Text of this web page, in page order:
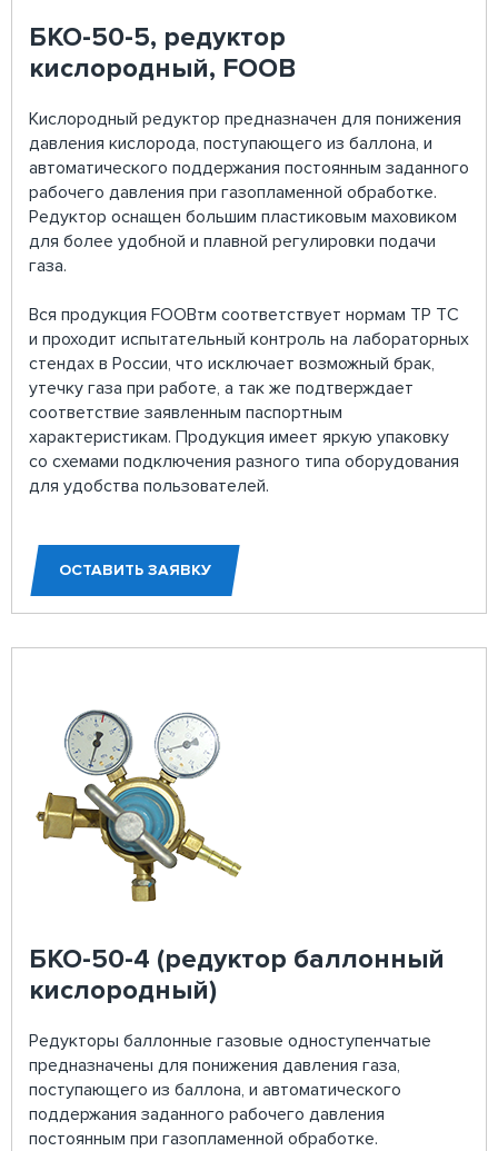
БКО-50-5, редуктор
кислородный, FOOB
Кислородный редуктор предназначен для понижения
давления кислорода, поступающего из баллона, и
автоматического поддержания постоянным заданного
рабочего давления при газопламенной обработке.
Редуктор оснащен большим пластиковым маховиком
для более удобной и плавной регулировки подачи
газа.
Вся продукция FOOBтм соответствует нормам ТР ТС
и проходит испытательный контроль на лабораторных
стендах в России, что исключает возможный брак,
утечку газа при работе, а так же подтверждает
соответствие заявленным паспортным
характеристикам. Продукция имеет яркую упаковку
со схемами подключения разного типа оборудования
для удобства пользователей.
ОСТАВИТЬ ЗАЯВКУ
БКО-50-4 (редуктор баллонный
кислородный)
Редукторы баллонные газовые одноступенчатые
предназначены для понижения давления газа,
поступающего из баллона, и автоматического
поддержания заданного рабочего давления
постоянным при газопламенной обработке.